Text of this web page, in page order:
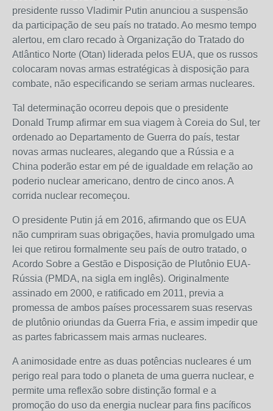
presidente russo Vladimir Putin anunciou a suspensão
da participação de seu país no tratado. Ao mesmo tempo
alertou, em claro recado à Organização do Tratado do
Atlântico Norte (Otan) liderada pelos EUA, que os russos
colocaram novas armas estratégicas à disposição para
combate, não especificando se seriam armas nucleares.
Tal determinação ocorreu depois que o presidente
Donald Trump afirmar em sua viagem à Coreia do Sul, ter
ordenado ao Departamento de Guerra do país, testar
novas armas nucleares, alegando que a Rússia e a
China poderão estar em pé de igualdade em relação ao
poderio nuclear americano, dentro de cinco anos. A
corrida nuclear recomeçou.
O presidente Putin já em 2016, afirmando que os EUA
não cumpriram suas obrigações, havia promulgado uma
lei que retirou formalmente seu país de outro tratado, o
Acordo Sobre a Gestão e Disposição de Plutônio EUA-
Rússia (PMDA, na sigla em inglês). Originalmente
assinado em 2000, e ratificado em 2011, previa a
promessa de ambos países processarem suas reservas
de plutônio oriundas da Guerra Fria, e assim impedir que
as partes fabricassem mais armas nucleares.
A animosidade entre as duas potências nucleares é um
perigo real para todo o planeta de uma guerra nuclear, e
permite uma reflexão sobre distinção formal e a
promoção do uso da energia nuclear para fins pacíficos